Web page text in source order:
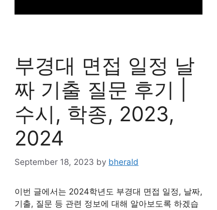
부경대 면접 일정 날
짜 기출 질문 후기 |
수시, 학종, 2023,
2024
September 18, 2023 by bherald
이번 글에서는 2024학년도 부경대 면접 일정, 날짜,
기출, 질문 등 관련 정보에 대해 알아보도록 하겠습